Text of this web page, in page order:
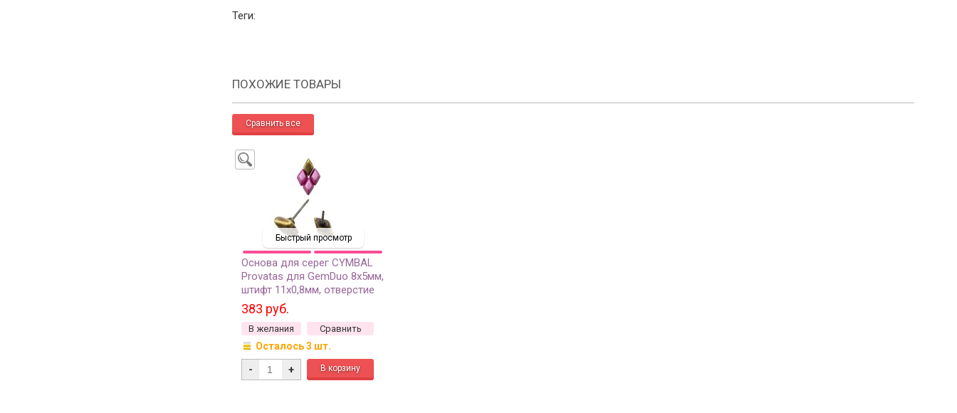
Теги:
ПОХОЖИЕ ТОВАРЫ
Быстрый просмотр
Основа для серег CYMBAL
Provatas для GemDuo 8х5мм,
штифт 11х0,8мм, отверстие
0,8мм, цвет античная латунь,
11-244, 1 пара
383 руб.
В желания Сравнить
Осталось 3 шт.
- +